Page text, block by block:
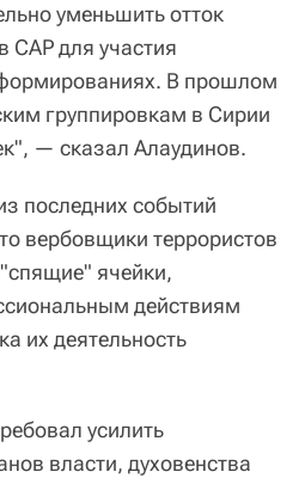
уменьшить отток
САР для участия
В прошлом
группировкам в Сирии
— сказал Алаудинов.
последних событий
вербовщики террористов
ячейки,
действиям
их деятельность
усилить
власти, духовенства